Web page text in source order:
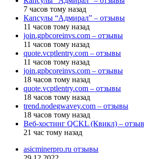
7 часов тому назад
Капсулы “Адмирал” – отзывы
11 часов тому назад
join.gpbcoreinvs.com – отзывы
11 часов тому назад
quote.vcptlentry.com – отзывы
11 часов тому назад
join.gpbcoreinvs.com – отзывы
18 часов тому назад
quote.vcptlentry.com – отзывы
18 часов тому назад
trend.nodegwavey.com – отзывы
18 часов тому назад
Веб-хостинг QCKL (Квикл) –
21 час тому назад
asicminerpro.ru отзывы